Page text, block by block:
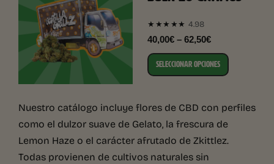
★★★★★ 4.98
40,00€ – 62,50€
SELECCIONAR OPCIONES
Nuestro catálogo incluye flores de CBD con perfiles
como el dulzor suave de Gelato, la frescura de
Lemon Haze o el carácter afrutado de Zkittlez.
Todas provienen de cultivos naturales sin